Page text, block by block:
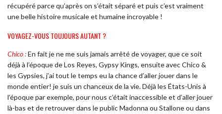
récupéré parce qu’après on s’était séparé et puis c’est vraiment
une belle histoire musicale et humaine incroyable !
VOYAGEZ-VOUS TOUJOURS AUTANT ?
Chico :En fait je ne me suis jamais arrêté de voyager, que ce soit
déjà à l’époque de Los Reyes, Gypsy Kings, ensuite avec Chico &
les Gypsies, j’ai tout le temps eu la chance d’aller jouer dans le
monde entier! je suis un chanceux de la vie.Déjà les États-Unis à
l’époque par exemple, pour nous c’était inaccessible et d’aller jouer
là-bas et de retrouver dans le public Madonna ou Stallone ou dans